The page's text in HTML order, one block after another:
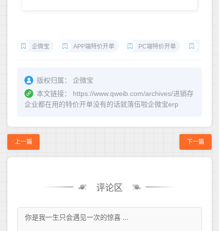
企微宝 APP端特价开单 PC端特价开单
版权归属：
企微宝
本文链接：
https://www.qweib.com/archives/进销存
企业都在用的特价开单没有的话就落伍啦企微宝erp
上一篇 下一篇
评论区